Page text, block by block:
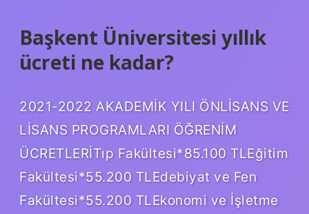
Başkent Üniversitesi yıllık
ücreti ne kadar?
2021-2022 AKADEMİK YILI ÖNLİSANS VE
LİSANS PROGRAMLARI ÖĞRENİM
ÜCRETLERİTıp Fakültesi*85.100 TLEğitim
Fakültesi*55.200 TLEdebiyat ve Fen
Fakültesi*55.200 TLEkonomi ve İşletme